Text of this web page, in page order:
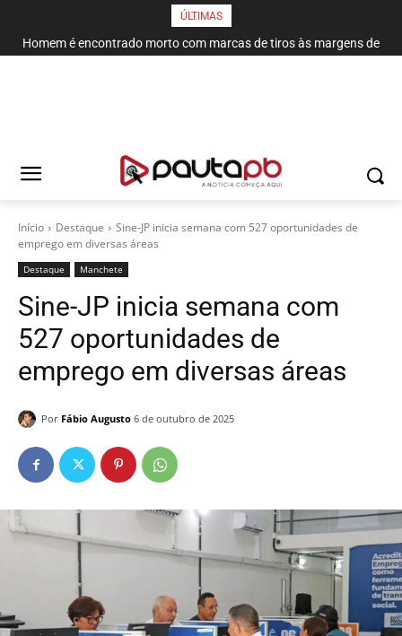
ÚLTIMAS
Homem é encontrado morto com marcas de tiros às margens de
rodovia em Campina Grande
Início Destaque
Sine-JP inicia semana com 527 oportunidades de
emprego em diversas áreas
Destaque Manchete
Sine-JP inicia semana com
527 oportunidades de
emprego em diversas áreas
Por Fábio Augusto 6 de outubro de 2025